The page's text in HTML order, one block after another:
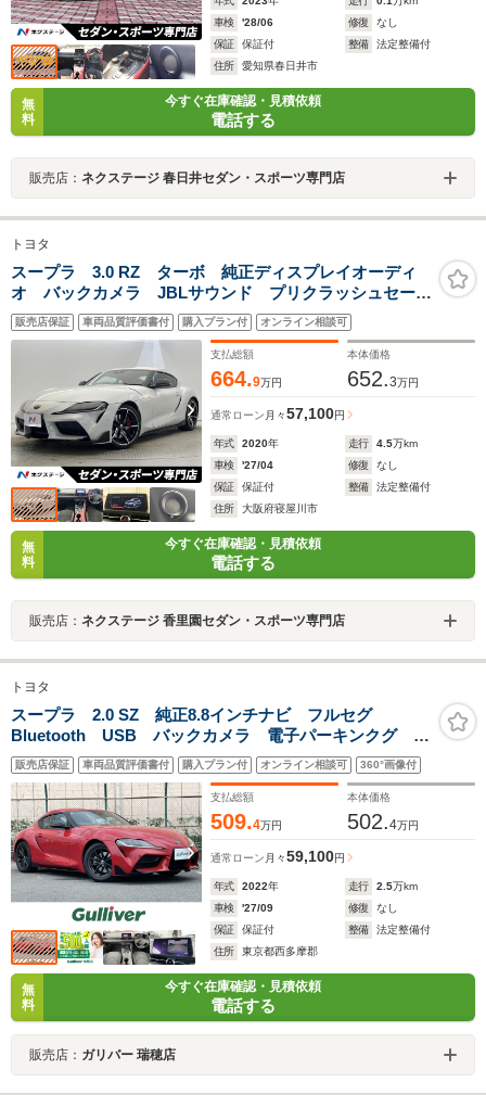
車検
'28/06 修復
なし
保証
保証付 整備
法定整備付
住所
愛知県春日井市
無
料
今すぐ在庫確認・見積依頼
電話する
販売店： ネクステージ 春日井セダン・スポーツ専門店
トヨタ
スープラ 3.0 RZ ターボ 純正ディスプレイオーディ
オ バックカメラ JBLサウンド プリクラッシュセーフ
ティ ブラインドスポットモニター レーダークルーズ
コントロール LEDヘッドライト 純正19インチアルミ
販売店保証 車両品質評価書付 購入プラン付 オンライン相談可
支払総額
664.9万円
本体価格
652.3万円
通常ローン 月々57,100円
年式 2020年 走行 4.5万km
車検
'27/04 修復
なし
保証
保証付 整備
法定整備付
住所
大阪府寝屋川市
無
料
今すぐ在庫確認・見積依頼
電話する
販売店： ネクステージ 香里園セダン・スポーツ専門店
トヨタ
スープラ 2.0 SZ 純正8.8インチナビ フルセグ
Bluetooth USB バックカメラ 電子パーキンクグ プ
リクラッシュセーフティ レーンディパーチャーアラー
ト ブラインドスポットモニター クリアランスソナー
販売店保証 車両品質評価書付 購入プラン付 オンライン相談可 360°画像付
支払総額
509.4万円
本体価格
502.4万円
通常ローン 月々59,100円
年式 2022年 走行 2.5万km
車検
'27/09 修復
なし
保証
保証付 整備
法定整備付
住所
東京都西多摩郡
無
料
今すぐ在庫確認・見積依頼
電話する
販売店： ガリバー 瑞穂店